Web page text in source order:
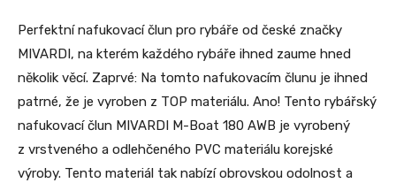
Perfektní nafukovací člun pro rybáře od české značky
MIVARDI, na kterém každého rybáře ihned zaume hned
několik věcí. Zaprvé: Na tomto nafukovacím člunu je ihned
patrné, že je vyroben z TOP materiálu. Ano! Tento rybářský
nafukovací člun MIVARDI M-Boat 180 AWB je vyrobený
z vrstveného a odlehčeného PVC materiálu korejské
výroby. Tento materiál tak nabízí obrovskou odolnost a